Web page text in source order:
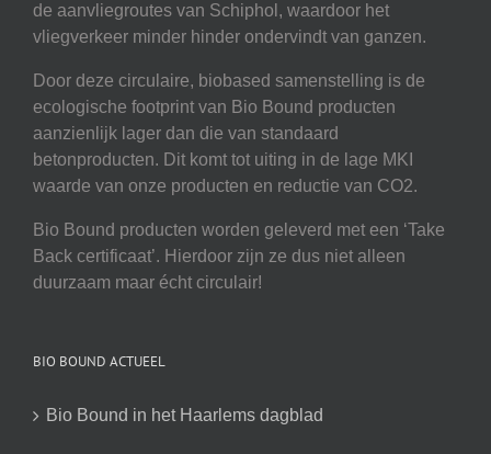
de aanvliegroutes van Schiphol, waardoor het
vliegverkeer minder hinder ondervindt van ganzen.
Door deze circulaire, biobased samenstelling is de
ecologische footprint van Bio Bound producten
aanzienlijk lager dan die van standaard
betonproducten. Dit komt tot uiting in de lage MKI
waarde van onze producten en reductie van CO2.
Bio Bound producten worden geleverd met een ‘Take
Back certificaat’. Hierdoor zijn ze dus niet alleen
duurzaam maar écht circulair!
BIO BOUND ACTUEEL
Bio Bound in het Haarlems dagblad